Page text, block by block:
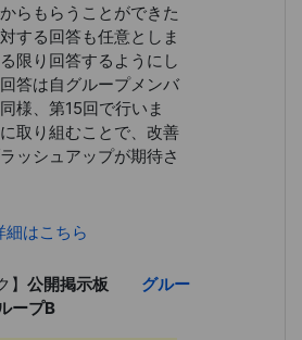
らもらうことができた
する回答も任意としま
限り回答するようにし
答は自グループメンバ
様、第15回で行いま
取り組むことで、改善
ッシュアップが期待さ
細はこちら
URL
】 公開掲示板 グルー
プB